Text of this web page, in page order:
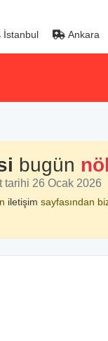
İstanbul Ankara
bugün
tarihi 26 Ocak 2026
iletişim sayfasından